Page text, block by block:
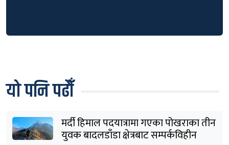
यो पनि पढौँ
मर्दी हिमाल पदयात्रामा गएका पोखराका तीन
युवक बादलडाँडा क्षेत्रबाट सम्पर्कविहीन